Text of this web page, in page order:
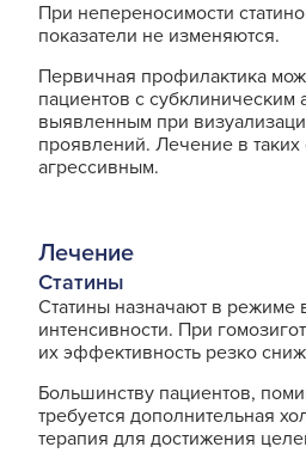
При непереносимости
показатели не изменяются.
Первичная профилактика
пациентов с субклиническим
выявленным при
проявлений. Лечение в
агрессивным.
Лечение
Статины
Статины назначают в режиме
интенсивности. При
их эффективность резко
Большинству пациентов,
требуется дополнительная
терапия для достижения